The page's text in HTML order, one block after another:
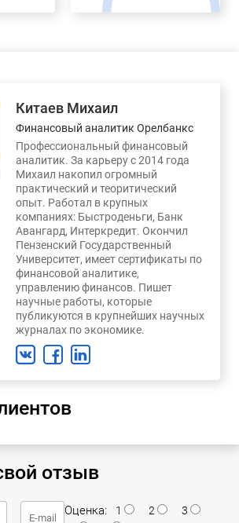
Китаев Михаил
Финансовый аналитик Орелбанкс
Профессиональный финансовый
аналитик. За карьеру с 2014 года
Михаил накопил огромный
практический и теоритический
опыт. Работал в крупных
компаниях: Быстроденьги, Банк
Авангард, Интеркредит. Окончил
Пензенский Государственный
Университет, имеет сертификаты по
финансовой аналитике,
управлению финансов. Пишет
научные работы, которые
публикуются в крупнейших научных
журналах по экономике.
отзыв
Оценка: 1 2
3